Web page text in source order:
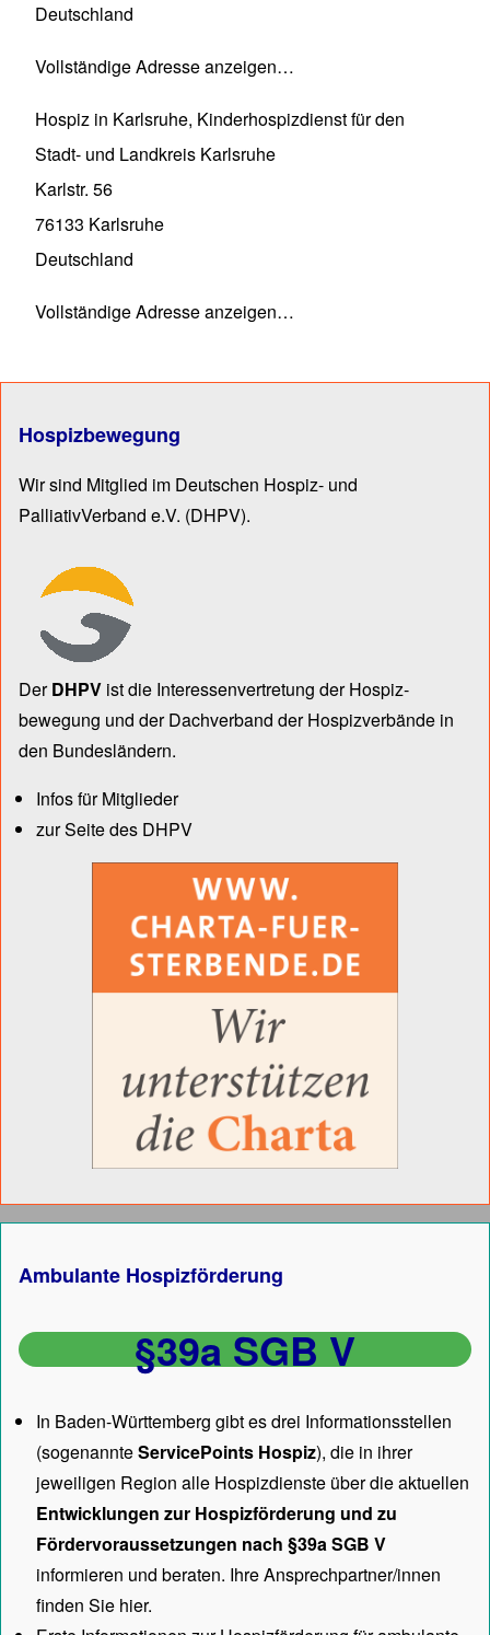
Deutschland
Vollständige Adresse anzeigen…
Hospiz in Karlsruhe, Kinderhospizdienst für den
Stadt- und Landkreis Karlsruhe
Karlstr. 56
76133 Karlsruhe
Deutschland
Vollständige Adresse anzeigen…
Hospizbewegung
Wir sind Mitglied im Deutschen Hospiz- und
PalliativVerband e.V. (DHPV).
DerDHPV ist die Inter­essen­ver­tre­tung der Hospiz­
bewegung und der Dach­verband der Hospiz­verbände in
den Bun­des­län­dern.
Infos für Mitglieder
zur Seite des DHPV
Ambulante Hospizförderung
§39a SGB V
In Baden-Württemberg gibt es drei Informationsstellen
(sogenannteServicePoints Hospiz), die in ihrer
jeweiligen Region alle Hospizdienste über die aktuellen
Entwicklungen zur Hospizförderung und zu
Fördervoraussetzungen nach §39a SGB V
informieren und beraten. Ihre Ansprechpartner/innen
finden Sie hier.